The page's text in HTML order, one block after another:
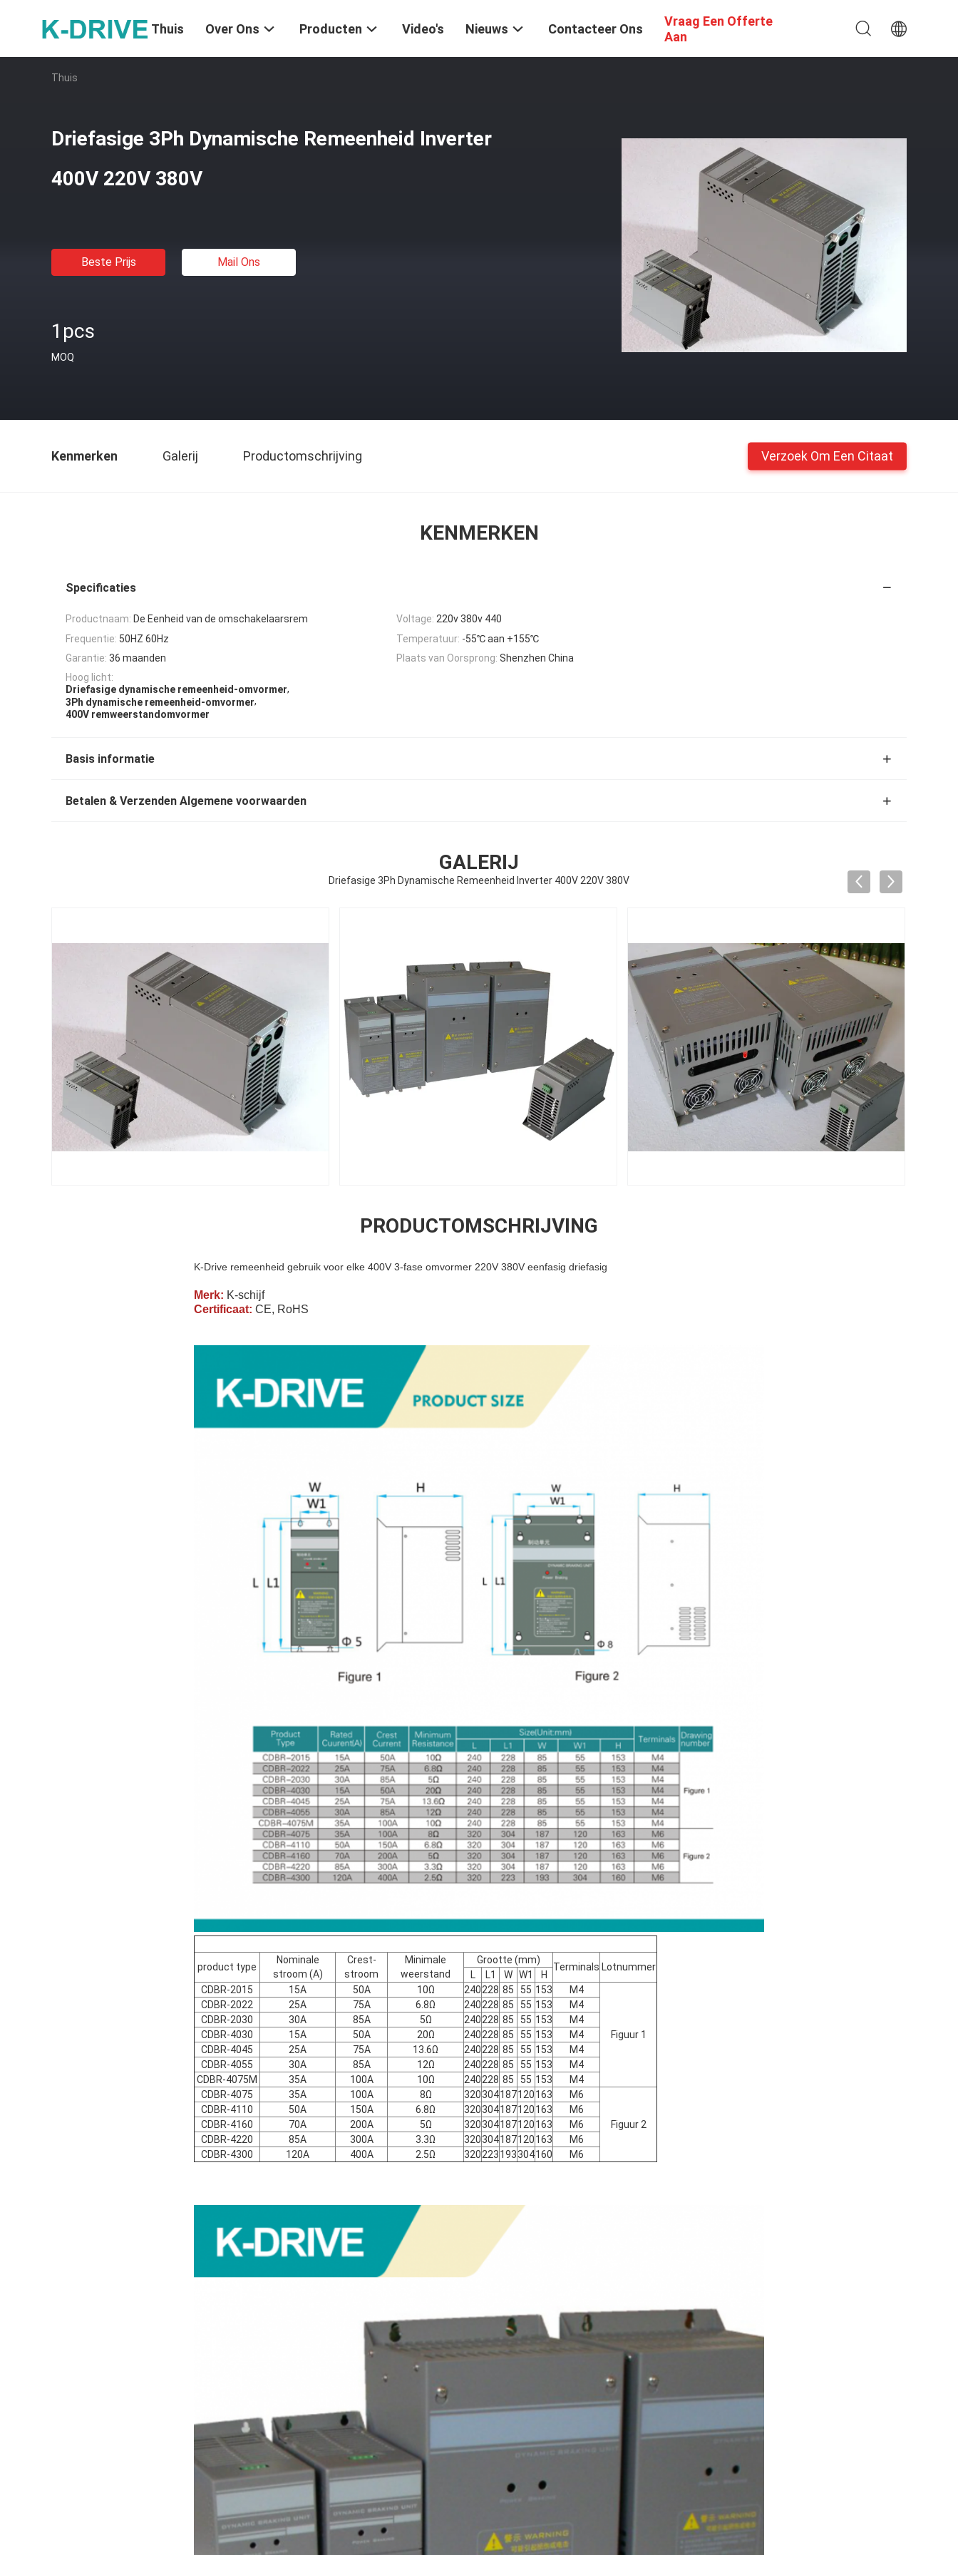
Thuis Over Ons Producten Video's Nieuws Contacteer Ons
Vraag Een Offerte
Aan
Thuis
Driefasige 3Ph Dynamische Remeenheid Inverter
400V 220V 380V
Beste Prijs Mail Ons
1pcs
MOQ
Kenmerken Galerij Productomschrijving Verzoek Om Een Citaat
KENMERKEN
Specificaties
Productnaam: De Eenheid van de omschakelaarsrem Voltage: 220v 380v 440
Frequentie: 50HZ 60Hz Temperatuur: -55℃ aan +155℃
Garantie: 36 maanden Plaats van Oorsprong: Shenzhen China
Hoog licht:
Driefasige dynamische remeenheid-omvormer,
3Ph dynamische remeenheid-omvormer,
400V remweerstandomvormer
Basis informatie
Betalen & Verzenden Algemene voorwaarden
GALERIJ
Driefasige 3Ph Dynamische Remeenheid Inverter 400V 220V 380V
PRODUCTOMSCHRIJVING
K-Drive remeenheid gebruik voor elke 400V 3-fase omvormer 220V 380V eenfasig driefasig
Merk: K-schijf
Certificaat: CE, RoHS
product type
Nominale
stroom (A)
Crest-
stroom
Minimale
weerstand
Grootte (mm)
Terminals Lotnummer
L L1 W W1
H
CDBR-2015
15A 50A 10Ω 240228 85 55 153 M4
Figuur 1
CDBR-2022 25A 75A 6.8Ω 240228 85 55 153
M4
CDBR-2030
30A 85A 5Ω 240228 85 55 153
M4
CDBR-4030
15A 50A 20Ω 240228 85 55 153
M4
CDBR-4045
25A 75A 13.6Ω 240228 85 55 153
M4
CDBR-4055
30A 85A 12Ω 240228 85 55 153
M4
CDBR-4075M
35A 100A 10Ω 240228 85 55 153
M4
CDBR-4075
35A 100A 8Ω 320304187120163 M6
Figuur 2
CDBR-4110 50A 150A 6.8Ω 320304187120163
M6
CDBR-4160
70A 200A 5Ω 320304187120163
M6
CDBR-4220
85A 300A 3.3Ω 320304187120163
M6
CDBR-4300
120A 400A 2.5Ω 320223193304160 M6